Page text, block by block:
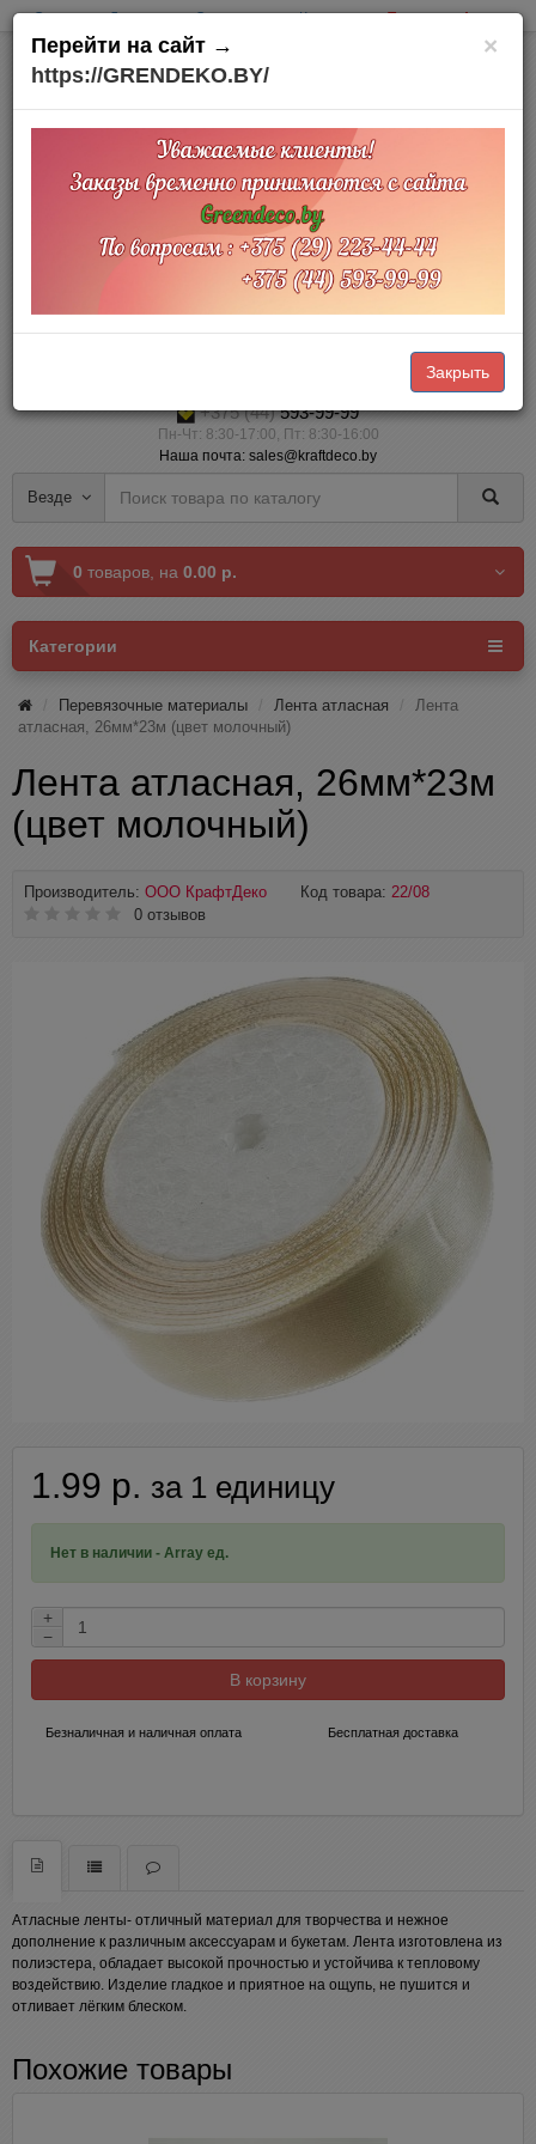
Оплата Доставка О компании Контакты Товары на Акции
Офис и склад:
Минский район
д. Тарасово
Тарасовский пр.,3
Доставка по Беларуси
Прием заказов Online через корзину — 24/7 (наличный и безналичный
+375 (44)593-99-99
Пн-Чт: 8:30-17:00, Пт: 8:30-16:00
Наша почта: sales@kraftdeco.by
Везде
0 товаров, на 0.00 р.
Категории
Перевязочные материалы Лента атласная
Лента
атласная, 26мм*23м (цвет молочный)
Лента атласная, 26мм*23м
(цвет молочный)
Производитель: ООО КрафтДеко Код товара: 22/08
0 отзывов
1.99 р. за 1 единицу
Нет в наличии - Array ед.
+
−
В корзину
Безналичная и наличная оплата Бесплатная доставка
Атласные ленты- отличный материал для творчества и нежное
дополнение к различным аксессуарам и букетам. Лента изготовлена из
полиэстера, обладает высокой прочностью и устойчива к тепловому
воздействию. Изделие гладкое и приятное на ощупь, не пушится и
отливает лёгким блеском.
Похожие товары
×
Перейти на сайт →
https://GRENDEKO.BY/
Закрыть